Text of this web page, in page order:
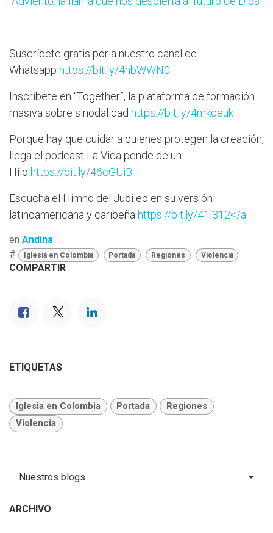
Suscríbete gratis por a nuestro canal de
Whatsapp https://bit.ly/4hbWWN0
Inscríbete en “Together”, la plataforma de formación
masiva sobre sinodalidad https://bit.ly/4mkqeuk
Porque hay que cuidar a quienes protegen la creación,
llega el podcast La Vida pende de un
Hilo https://bit.ly/46cGUiB
Escucha el Himno del Jubileo en su versión
latinoamericana y caribeña https://bit.ly/41l312</a
en Andina
#
Iglesia en Colombia Portada Regiones Violencia
COMPARTIR
ETIQUETAS
Iglesia en Colombia Portada
Regiones
Violencia
Nuestros blogs
ARCHIVO